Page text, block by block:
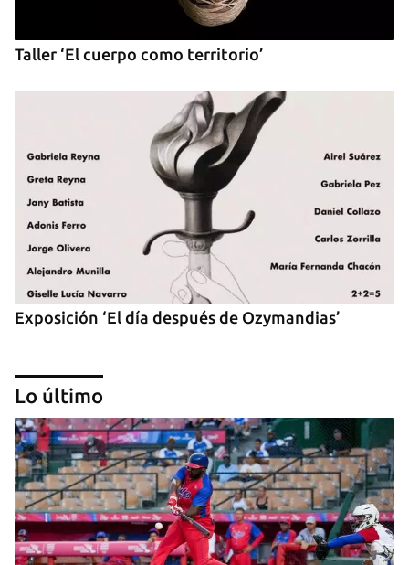
Taller ‘El cuerpo como territorio’
Exposición ‘El día después de Ozymandias’
Lo último